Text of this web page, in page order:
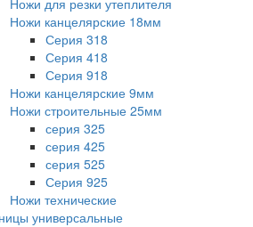
Ножи для резки утеплителя
Ножи канцелярские 18мм
Серия 318
Серия 418
Серия 918
Ножи канцелярские 9мм
Ножи строительные 25мм
серия 325
серия 425
серия 525
Серия 925
Ножи технические
универсальные